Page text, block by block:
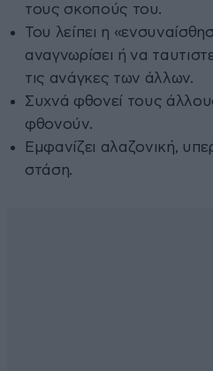
τους σκοπούς του.
Του λείπει η
αναγνωρίσει ή να
τις ανάγκες των άλλων.
Συχνά φθονεί τους
φθονούν.
Εμφανίζει αλαζονική,
στάση.